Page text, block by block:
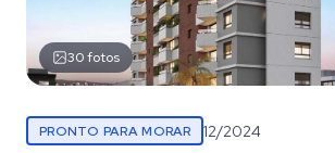
30fotos
PRONTO PARA MORAR 12/2024